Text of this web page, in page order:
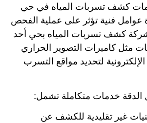
كشف تسربات المياه في حي
عوامل فنية تؤثر على عملية الفحص
شركة كشف تسربات المياه بحي أحد
مثل كاميرات التصوير الحراري
لتحديد مواقع التسرب
خدمات متكاملة تشمل:
غير تقليدية للكشف عن